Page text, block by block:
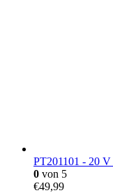
PT201101 - 20
0 von 5
€49,99